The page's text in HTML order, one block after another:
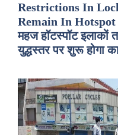
Restrictions In
Remain In Hotspot
महज हॉटस्पॉट इलाकों
युद्धस्तर पर शुरू होगा